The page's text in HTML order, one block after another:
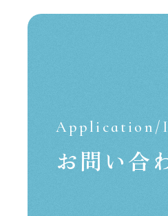
Application/
お問い合